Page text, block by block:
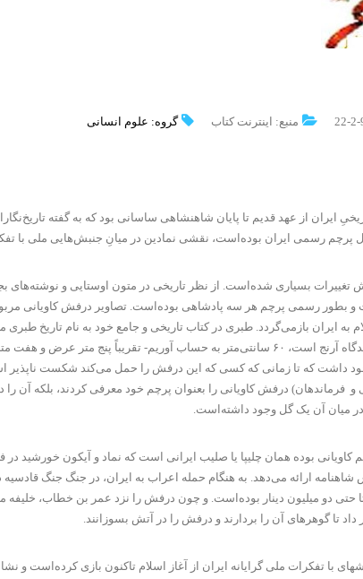
منبع: اینترنت کتاب گروه: علوم انسانی
ایران از عهد قدیم تا پایان شاهنشاهی ساسانی بود که به گفته
بسیاری شده‌است. از نظر تاریخی در متون اوستایی و نوشته‌های
به ایران بازمی‌گردد. طبری در کتاب تاریخی و جامع خود به نام تاریخ
را که فاصله بین نوک انگشتان دست تا بندگاه آرنج است، ۶۰ سانتی‌متر
وجود داشت که تا زمانی که کسی که این درفش را حمل می‌کند شکست
و فرماندهان) درفش کاویانی را بعنوان پرچم خود معرفی کردند،
در میان آن یک گل وجود داشته‌است.
بوده همان چلیپا یا صلیب ایرانی است که نماد و آیکون خورشید
ارائه می‌دهد. به هنگام حمله اعراب به ایران، در جنگ جنگ
می‌شود ارزش راستین درفش ۱٫۲ تا حتی دو میلیون دینار بوده‌است. و چون درفش را نزد
تا گوهرهای آن را بردارند و درفش را در آتش بسوزانند.
با تفکرات ملی گرایانه ایران از آغاز اسلام تاکنون بازی کرده‌است